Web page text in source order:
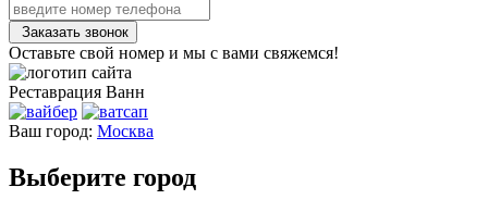
Заказать звонок
Оставьте свой номер и мы с вами свяжемся!
Реставрация Ванн
Ваш город: Москва
Выберите город